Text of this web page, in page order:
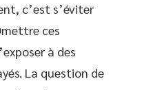
c’est s’éviter
ces
à des
La question de